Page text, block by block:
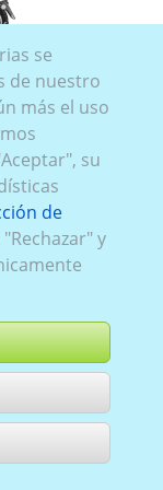
2020
de contrato,
se
de nuestro
más el uso
su
de
y